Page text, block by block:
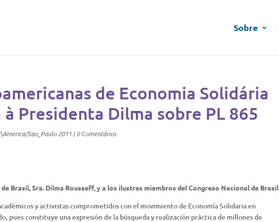
Sobre
de Economia Solidária
Presidenta Dilma sobre PL 865
Sao_Paulo 2011 |0 Comentários
Brasil, Sra. Dilma Rousseff, y a los ilustres miembros del Congreso Nacional de Brasil
y activistas comprometidos con el movimiento de Economía Solidaria en
pues constituye una expresión de la búsqueda y realización práctica de millones de